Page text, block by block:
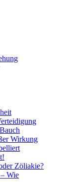
Wirkung
Zöliakie?
Wie